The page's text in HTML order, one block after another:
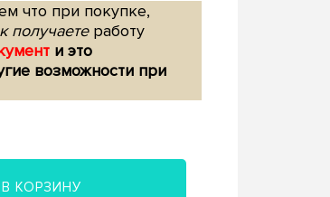
что при покупке,
получаетеработу
и это
возможности при
КОРЗИНУ